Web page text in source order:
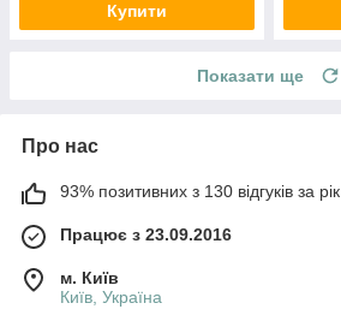
Купити
Показати ще
Про нас
93% позитивних з 130 відгуків за рік
Працює з 23.09.2016
м. Київ
Київ, Україна